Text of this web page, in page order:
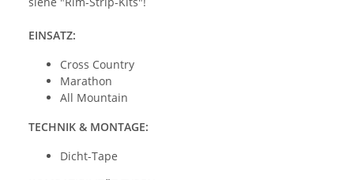
EINSATZ:
Cross Country
Marathon
All Mountain
TECHNIK & MONTAGE:
Dicht-Tape